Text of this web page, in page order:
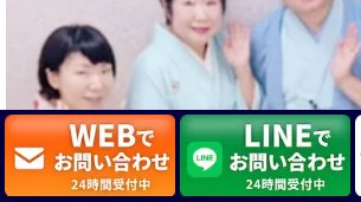
#余興
2 X
マジシャン派遣 パッションプ
@comedy_illusion 3 8月